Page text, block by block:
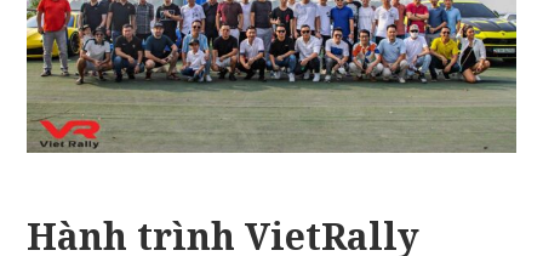
Hành trình VietRally